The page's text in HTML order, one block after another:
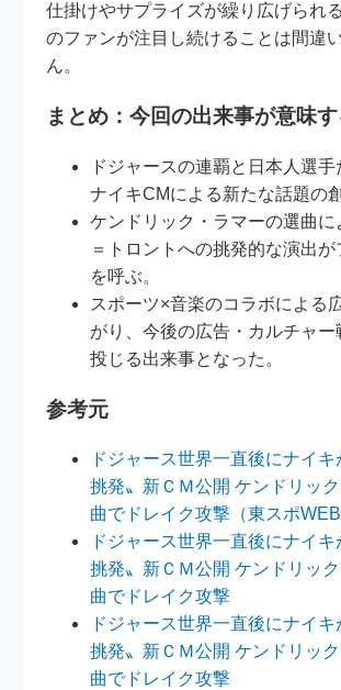
仕掛けやサプライズが繰り広げられ
のファンが注目し続けることは間違
ん。
まとめ：今回の出来事が意味
ドジャースの連覇と日本人選手
ナイキCMによる新たな話題の
ケンドリック・ラマーの選曲に
＝トロントへの挑発的な演出
を呼ぶ。
スポーツ×音楽のコラボによる
がり、今後の広告・カルチャー
投じる出来事となった。
参考元
ドジャース世界一直後にナイキ
挑発〟新ＣＭ公開 ケンドリッ
曲でドレイク攻撃（東スポWEB
ドジャース世界一直後にナイキ
挑発〟新ＣＭ公開 ケンドリッ
曲でドレイク攻撃
ドジャース世界一直後にナイキ
挑発〟新ＣＭ公開 ケンドリッ
曲でドレイク攻撃